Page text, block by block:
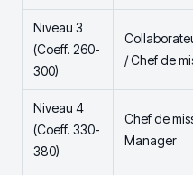
Niveau 3
(Coeff. 260-
300)
/ Chef de
Niveau 4
(Coeff. 330-
380)
Chef de
Manager